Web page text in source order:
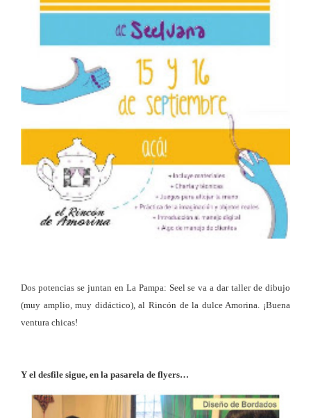
Dos potencias se juntan en La Pampa: Seel se va a dar taller de dibujo
(muy amplio, muy didáctico), al Rincón de la dulce Amorina. ¡Buena
ventura chicas!
Y el desfile sigue, en la pasarela de flyers…